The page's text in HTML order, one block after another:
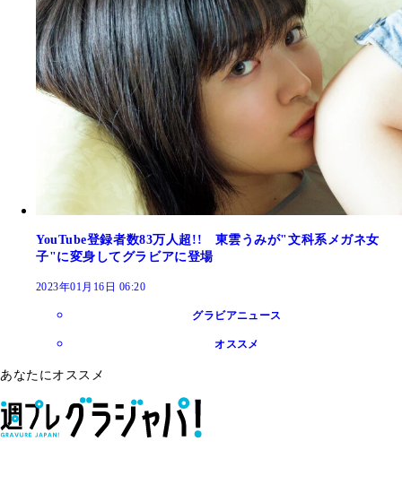
YouTube登録者数83万人超!! 東雲うみが"文科系メガネ女
子"に変身してグラビアに登場
2023年01月16日 06:20
グラビアニュース
オススメ
あなたにオススメ